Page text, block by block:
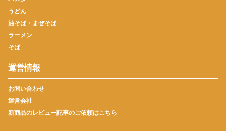
うどん
油そば・まぜそば
ラーメン
そば
運営情報
お問い合わせ
運営会社
新商品のレビュー記事のご依頼はこちら